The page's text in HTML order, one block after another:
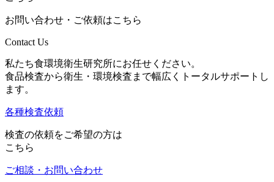
お問い合わせ・ご依頼はこちら
Contact Us
私たち食環境衛生研究所にお任せください。
食品検査から衛生・環境検査まで幅広くトータルサポートし
ます。
各種検査依頼
検査の依頼をご希望の方は
こちら
ご相談・お問い合わせ